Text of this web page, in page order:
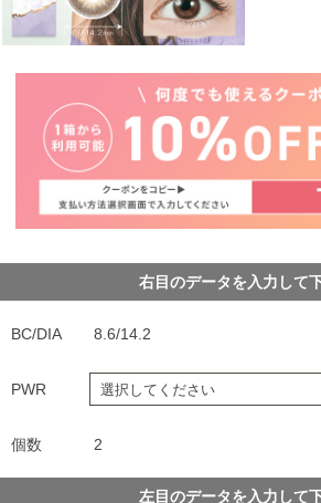
右目のデータを入力して
BC/DIA 8.6/14.2
PWR
個数 2
左目のデータを入力して